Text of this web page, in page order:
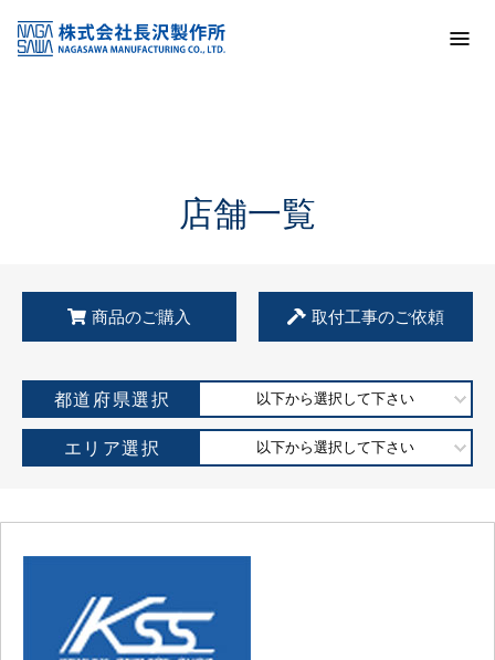
KSS加盟店・取扱店情報
店舗一覧
店舗一覧
商品のご購入 取付工事のご依頼
都道府県選択 以下から選択して下さい
エリア選択 以下から選択して下さい